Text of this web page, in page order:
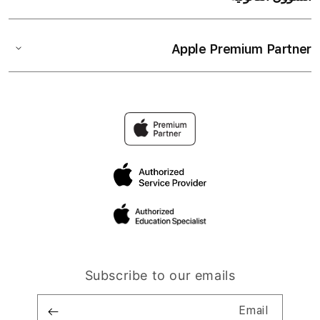
Apple Premium Partner
Subscribe to our emails
Email